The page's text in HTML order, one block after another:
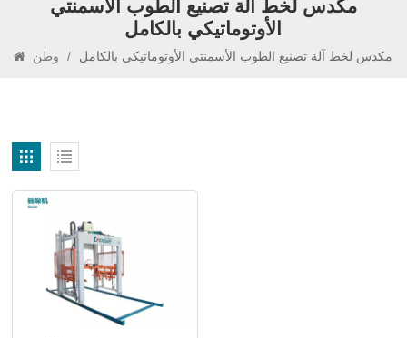
مكدس لخط آلة تصنيع الطوب الأسمنتي
الأوتوماتيكي بالكامل
/ مكدس لخط آلة تصنيع الطوب الأسمنتي الأوتوماتيكي بالكامل